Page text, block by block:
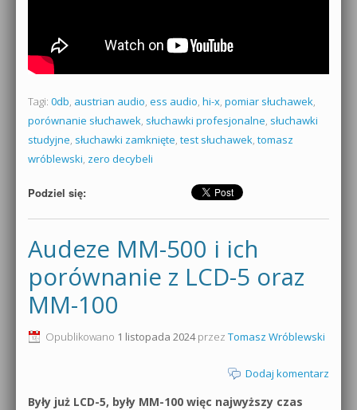
Tagi: 0db, austrian audio, ess audio, hi-x, pomiar słuchawek,
porównanie słuchawek, słuchawki profesjonalne, słuchawki
studyjne, słuchawki zamknięte, test słuchawek, tomasz
wróblewski, zero decybeli
Podziel się:
Audeze MM-500 i ich
porównanie z LCD-5 oraz
MM-100
Opublikowano 1 listopada 2024przez Tomasz Wróblewski
Dodaj komentarz
Były już LCD-5, były MM-100 więc najwyższy czas